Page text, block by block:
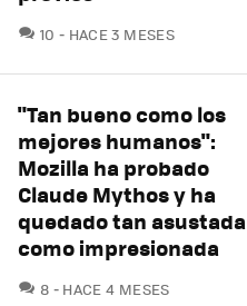
10 COMENTARIOS
HACE 3 MESES
"Tan bueno como los
mejores humanos":
Mozilla ha probado
Claude Mythos y ha
quedado tan asustada
como impresionada
8 COMENTARIOS
HACE 4 MESES